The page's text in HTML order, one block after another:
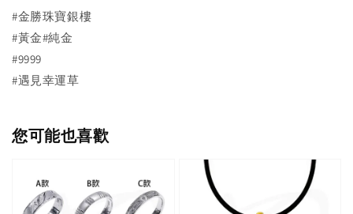
#金勝珠寶銀樓
#黃金#純金
#9999
#遇見幸運草
您可能也喜歡